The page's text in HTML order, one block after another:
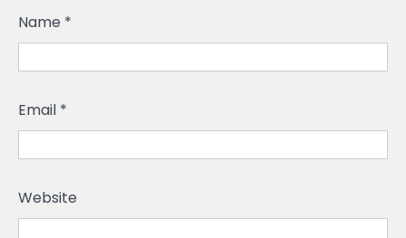
Name *
Email *
Website